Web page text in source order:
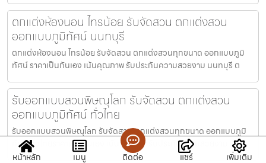
ตกแต่งห้องนอน ไทรน้อย รับจัดสวน ตกแต่งสวน
ออกแบบภูมิทัศน์ นนทบุรี
ตกแต่งห้องนอน ไทรน้อย รับจัดสวน ตกแต่งสวนทุกขนาด ออกแบบภูมิ
ทัศน์ ราคาเป็นกันเอง เน้นคุณภาพ รับประกันความสวยงาม นนทบุรี ต
รับออกแบบสวนพิษณุโลก รับจัดสวน ตกแต่งสวน
ออกแบบภูมิทัศน์ ทั่วไทย
รับออกแบบสวนพิษณุโลก รับจัดสวน ตกแต่งสวนทุกขนาด ออกแบบภูมิ
ทัศน์ ทั่วไทยราคาเป็นกันเอง เน้นคุณภาพ รับประกันความสวยงาม รับ
หน้าหลัก
เมนู ติดต่อ แชร์ เพิ่มเติม